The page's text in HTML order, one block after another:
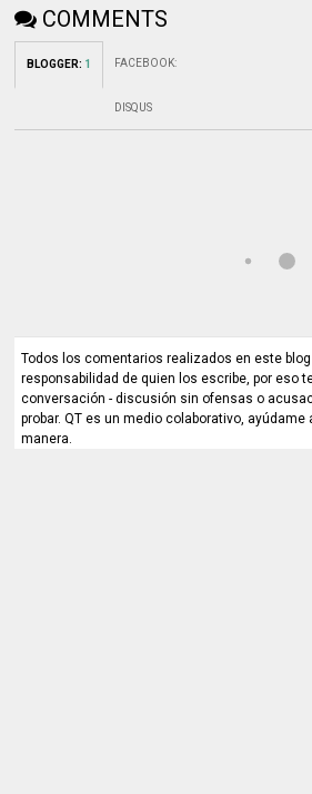
COMMENTS
BLOGGER: 1 FACEBOOK:
DISQUS
Todos los comentarios realizados en este
responsabilidad de quien los escribe, por eso
conversación - discusión sin ofensas o
probar. QT es un medio colaborativo,
manera.